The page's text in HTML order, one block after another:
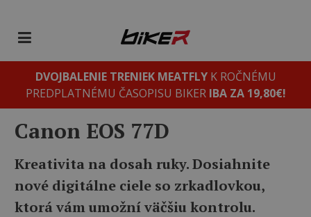
DVOJBALENIE TRENIEK MEATFLYK ROČNÉMU
PREDPLATNÉMU ČASOPISU BIKER IBA ZA 19,80€!
Canon EOS 77D
Kreativita na dosah ruky. Dosiahnite
nové digitálne ciele so zrkadlovkou,
ktorá vám umožní väčšiu kontrolu.